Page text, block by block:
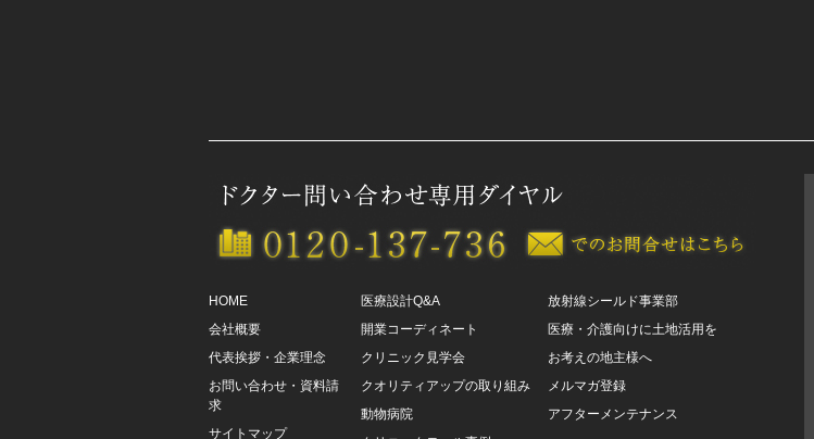
HOME
会社概要
代表挨拶・企業理念
お問い合わせ・資料請
求
サイトマップ
医療設計Q&A
開業コーディネート
クリニック見学会
クオリティアップの取り組み
動物病院
放射線シールド事業部
医療・介護向けに土地活用を
お考えの地主様へ
メルマガ登録
アフターメンテナンス